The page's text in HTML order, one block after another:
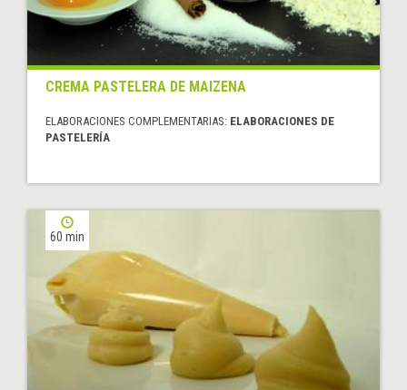
CREMA PASTELERA DE MAIZENA
ELABORACIONES COMPLEMENTARIAS: ELABORACIONES DE
PASTELERÍA
60 min